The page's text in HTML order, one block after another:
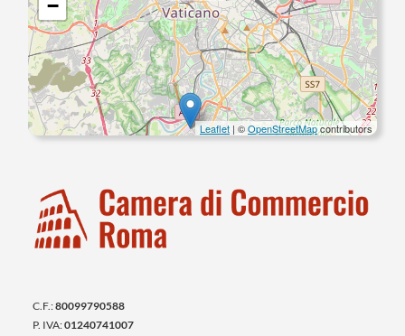
−
Leaflet | ©OpenStreetMapcontributors
C.F.:80099790588
P. IVA:01240741007